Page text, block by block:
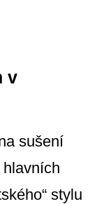
v
sušení
stylu